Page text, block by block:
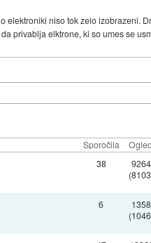
elektroniki niso tok zelo izobrazeni.
privablja elktrone, ki so umes se
Sporočila
38
9264
6
1358